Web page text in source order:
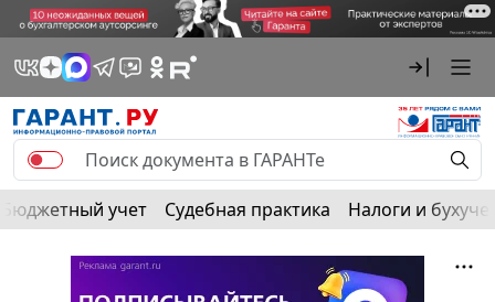
Бюджетный учет Судебная практика Налоги и